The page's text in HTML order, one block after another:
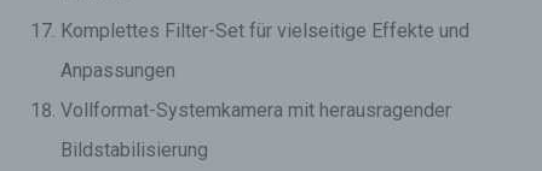
Komplettes Filter-Set für vielseitige Effekte und
Anpassungen
Vollformat-Systemkamera mit herausragender
Bildstabilisierung